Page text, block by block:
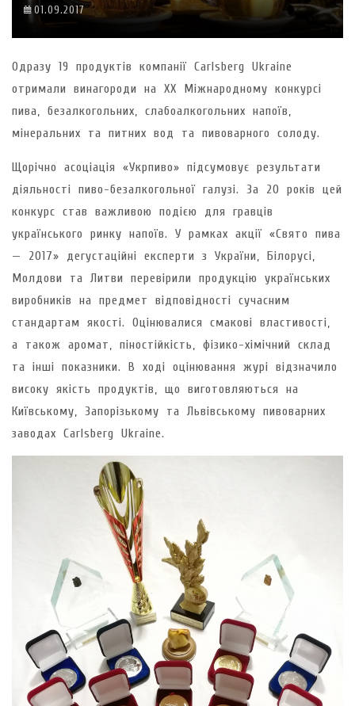
01.09.2017
Одразу 19 продуктів компанії Carlsberg Ukraine
отримали винагороди на XX Міжнародному конкурсі
пива, безалкогольних, слабоалкогольних напоїв,
мінеральних та питних вод та пивоварного солоду.
Щорічно асоціація «Укрпиво» підсумовує результати
діяльності пиво-безалкогольної галузі. За 20 років цей
конкурс став важливою подією для гравців
українського ринку напоїв. У рамках акції «Свято пива
— 2017» дегустаційні експерти з України, Білорусі,
Молдови та Литви перевірили продукцію українських
виробників на предмет відповідності сучасним
стандартам якості. Оцінювалися смакові властивості,
а також аромат, піностійкість, фізико-хімічний склад
та інші показники. В ході оцінювання журі відзначило
високу якість продуктів, що виготовляються на
Київському, Запорізькому та Львівському пивоварних
заводах Carlsberg Ukraine.